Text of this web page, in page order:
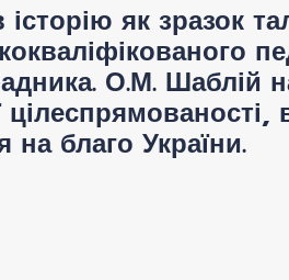
як зразок
О.М. Шаблій
на благо України.